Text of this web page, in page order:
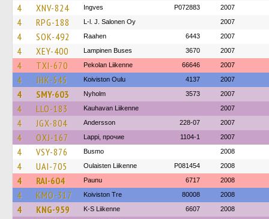
4 XNV-824 Ingves P072883 2007
4 RPG-188 L-l. J. Salonen Oy 2007
4 SOK-492 Raahen 6443 2007
4 XEY-400 Lampinen Buses 3670 2007
4 TXI-670 Pekolan Liikenne 66646 2007
4 JHK-545 Koiviston Oulu 4137 2007
4 SMY-603 Nyholm 3573 2007
4 LLO-183 Kauhavan Liikenne 2007
4 JGX-804 Andersson 228-07 2007
4 OXJ-167 Lappi, прочие 1104-1 2007
4 VSY-876 Busmo 2008
4 UAI-705 Oulaisten Liikenne P081454 2008
4 RAI-604 Paunu 6717 2008
4 KMO-317 Koiviston Tre 80008 2008
4 KNG-959 K-S Liikenne 6607 2008